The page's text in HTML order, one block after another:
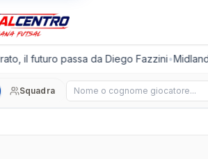
il futuro passa da Diego Fazzini•
Squadra Cerca giocatore